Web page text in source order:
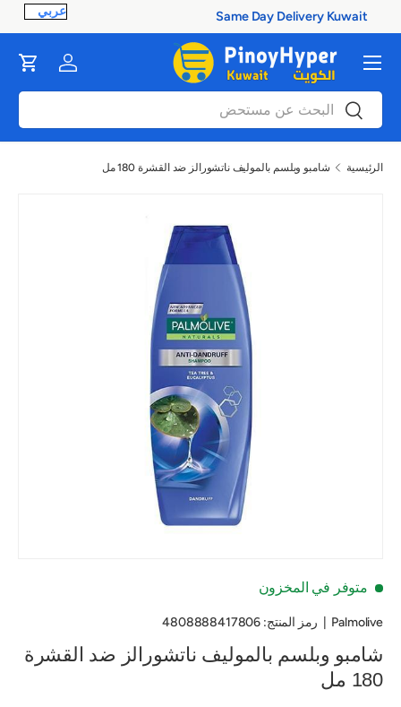
100% Authentic Products
بحث بحث
Log in
Cart القائمة
الرئيسية شامبو وبلسم بالموليف ناتشورالز ضد القشرة 180 مل
متوفر في المخزون
Palmolive رمز المنتج: 4808888417806
شامبو وبلسم بالموليف ناتشورالز ضد القشرة
180 مل